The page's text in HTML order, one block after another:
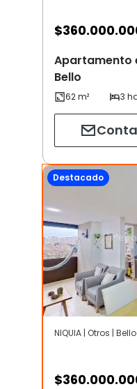
$
Apartamento
Bello
Destacado
NIQUIA | Otros | Bello
$